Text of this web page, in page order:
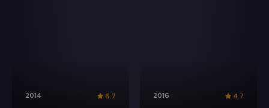
2014 6.7 2016 4.7